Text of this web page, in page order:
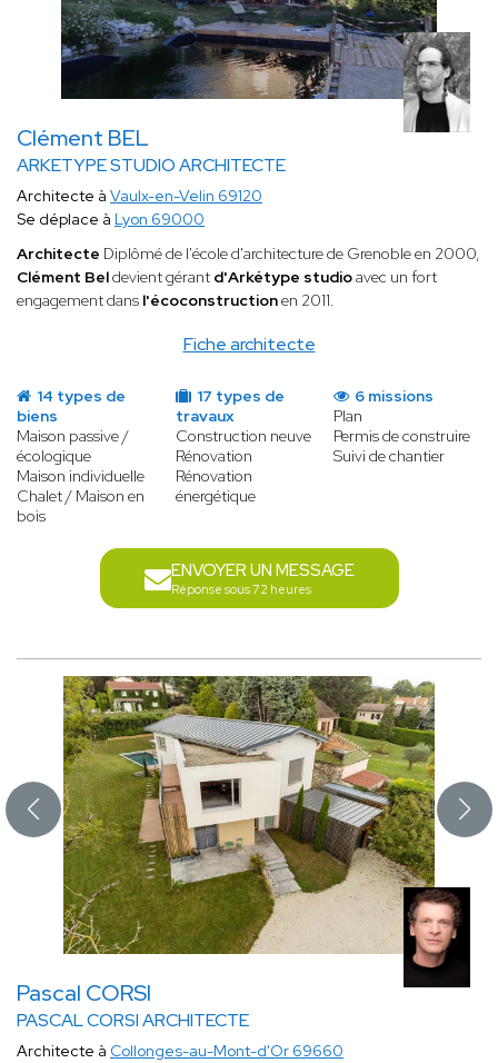
Clément BEL
ARKETYPE STUDIO ARCHITECTE
Fiche architecte
Architecte à Vaulx-en-Velin 69120
Se déplace à Lyon 69000
Architecte Diplômé de l'école d'architecture de Grenoble en 2000,
Clément Beldevient gérant d'Arkétype studioavec un fort
engagement dans l'écoconstructionen 2011.
14 types de
biens
Maison passive /
écologique
Maison individuelle
Chalet / Maison en
bois
17 types de
travaux
Construction neuve
Rénovation
Rénovation
énergétique
6 missions
Plan
Permis de construire
Suivi de chantier
ENVOYER UN MESSAGE
Réponse sous 72 heures
Pascal CORSI
PASCAL CORSI ARCHITECTE
Architecte à Collonges-au-Mont-d'Or 69660